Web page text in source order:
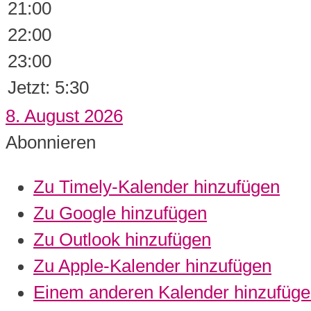
21:00
22:00
23:00
Jetzt: 5:30
8. August 2026
Abonnieren
Zu Timely-Kalender hinzufügen
Zu Google hinzufügen
Zu Outlook hinzufügen
Zu Apple-Kalender hinzufügen
Einem anderen Kalender